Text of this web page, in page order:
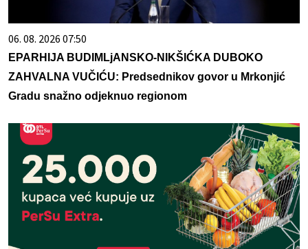
06. 08. 2026 07:50
EPARHIJA BUDIMLjANSKO-NIKŠIĆKA DUBOKO
ZAHVALNA VUČIĆU: Predsednikov govor u Mrkonjić
Gradu snažno odjeknuo regionom